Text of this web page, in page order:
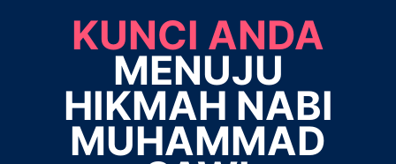
KUNCI ANDA
MENUJU
HIKMAH NABI
MUHAMMAD